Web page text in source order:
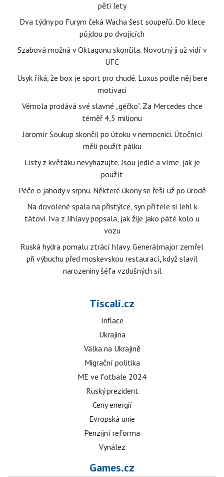
pěti lety
Dva týdny po Furym čeká Wacha šest soupeřů. Do klece
půjdou po dvojicích
Szabová možná v Oktagonu skončila. Novotný ji už vidí v
UFC
Usyk říká, že box je sport pro chudé. Luxus podle něj bere
motivaci
Vémola prodává své slavné „géčko“. Za Mercedes chce
téměř 4,5 milionu
Jaromír Soukup skončil po útoku v nemocnici. Útočníci
měli použít pálku
Listy z květáku nevyhazujte. Jsou jedlé a víme, jak je
použít
Péče o jahody v srpnu. Některé úkony se řeší už po úrodě
Na dovolené spala na přistýlce, syn přítele si lehl k
tátovi. Iva z Jihlavy popsala, jak žije jako páté kolo u
vozu
Ruská hydra pomalu ztrácí hlavy. Generálmajor zemřel
při výbuchu před moskevskou restaurací, když slavil
narozeniny šéfa vzdušných sil
Tiscali.cz
Inflace
Ukrajina
Válka na Ukrajině
Migrační politika
ME ve fotbale 2024
Ruský prezident
Ceny energií
Evropská unie
Penzijní reforma
Vynález
Games.cz